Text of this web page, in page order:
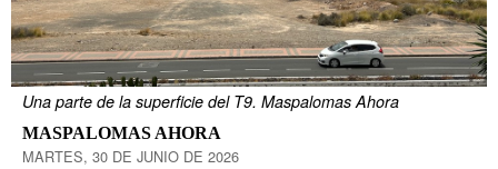
Una parte de la superficie del T9. Maspalomas Ahora
MASPALOMAS AHORA
MARTES, 30 DE JUNIO DE 2026